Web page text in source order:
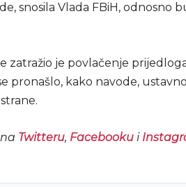
snosila Vlada FBiH, odnosno
zatražio je povlačenje
pronašlo, kako navode,
Twitteru, Facebookui